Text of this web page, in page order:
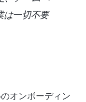
一切不要
オンボーディン